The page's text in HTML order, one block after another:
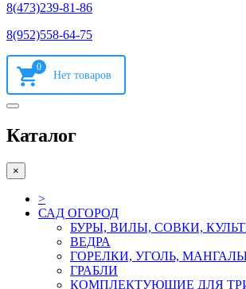
8(473)239-81-86
8(952)558-64-75
0
Каталог
×
>
САД ОГОРОД
БУРЫ, ВИЛЫ, СОВКИ,
ВЕДРА
ГОРЕЛКИ, УГОЛЬ,
ГРАБЛИ
КОМПЛЕКТУЮШИЕ ДЛЯ